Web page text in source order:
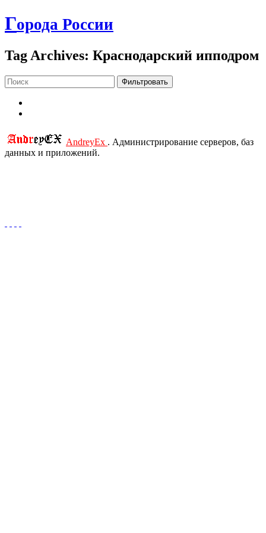
Города России
Tag Archives: Краснодарский ипподром
Фильтровать
AndreyEx . Администрирование серверов, баз
данных и приложений.